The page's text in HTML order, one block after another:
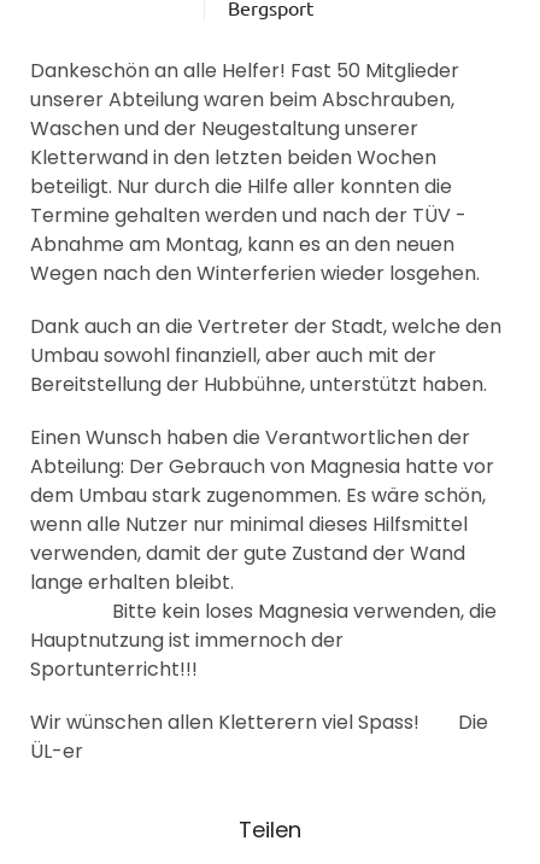
Bergsport
Dankeschön an alle Helfer! Fast 50 Mitglieder
unserer Abteilung waren beim Abschrauben,
Waschen und der Neugestaltung unserer
Kletterwand in den letzten beiden Wochen
beteiligt. Nur durch die Hilfe aller konnten die
Termine gehalten werden und nach der TÜV -
Abnahme am Montag, kann es an den neuen
Wegen nach den Winterferien wieder losgehen.
Dank auch an die Vertreter der Stadt, welche den
Umbau sowohl finanziell, aber auch mit der
Bereitstellung der Hubbühne, unterstützt haben.
Einen Wunsch haben die Verantwortlichen der
Abteilung: Der Gebrauch von Magnesia hatte vor
dem Umbau stark zugenommen. Es wäre schön,
wenn alle Nutzer nur minimal dieses Hilfsmittel
verwenden, damit der gute Zustand der Wand
lange erhalten bleibt.
Bitte kein loses Magnesia verwenden, die
Hauptnutzung ist immernoch der
Sportunterricht!!!
Wir wünschen allen Kletterern viel Spass! Die
ÜL-er
Teilen